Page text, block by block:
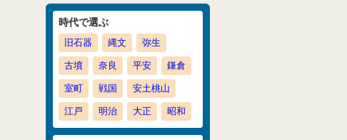
時代で選ぶ
旧石器 縄文 弥生
古墳 奈良 平安 鎌倉
室町 戦国 安土桃山
江戸 明治 大正 昭和